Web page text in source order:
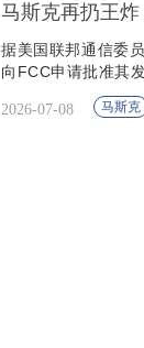
马斯克再扔王炸
据美国联邦通信委
向FCC申请批准其
2026-07-08 马斯克